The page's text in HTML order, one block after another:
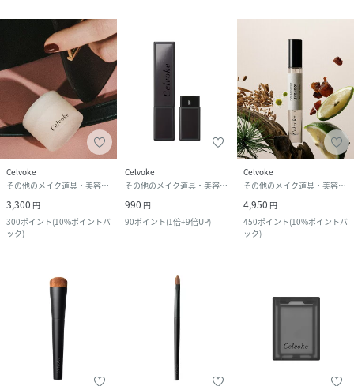
Celvoke
その他のメイク道具・美容器具
3,300 円
300ポイント(10%ポイントバ
ック)
Celvoke
その他のメイク道具・美容器具
990 円
90ポイント(1倍+9倍UP)
Celvoke
その他のメイク道具・美容器具
4,950 円
450ポイント(10%ポイントバ
ック)